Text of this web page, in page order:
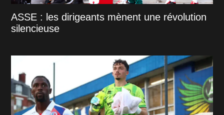
ASSE : les dirigeants mènent une révolution
silencieuse